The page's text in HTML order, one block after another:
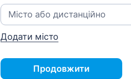
Додати місто
Продовжити